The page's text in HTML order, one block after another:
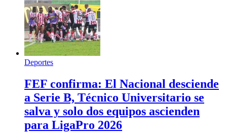
Deportes
FEF confirma: El Nacional desciende
a Serie B, Técnico Universitario se
salva y solo dos equipos ascienden
para LigaPro 2026